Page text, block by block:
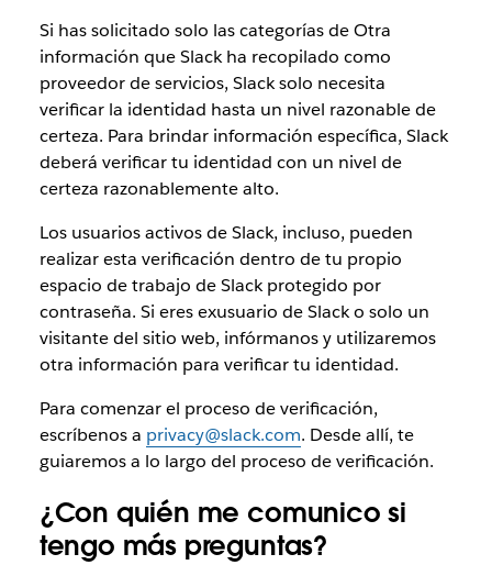
Si has solicitado solo las categorías de Otra
información que Slack ha recopilado como
proveedor de servicios, Slack solo necesita
verificar la identidad hasta un nivel razonable de
certeza. Para brindar información específica, Slack
deberá verificar tu identidad con un nivel de
certeza razonablemente alto.
Los usuarios activos de Slack, incluso, pueden
realizar esta verificación dentro de tu propio
espacio de trabajo de Slack protegido por
contraseña. Si eres exusuario de Slack o solo un
visitante del sitio web, infórmanos y utilizaremos
otra información para verificar tu identidad.
Para comenzar el proceso de verificación,
escríbenos a privacy@slack.com. Desde allí, te
guiaremos a lo largo del proceso de verificación.
¿Con quién me comunico si
tengo más preguntas?